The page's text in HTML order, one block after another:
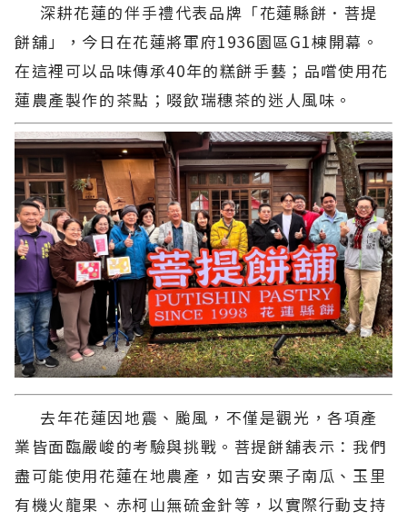
深耕花蓮的伴手禮代表品牌「花蓮縣餅．菩提
餅舖」，今日在花蓮將軍府1936園區G1棟開幕。
在這裡可以品味傳承40年的糕餅手藝；品嚐使用花
蓮農產製作的茶點；啜飲瑞穗茶的迷人風味。
去年花蓮因地震、颱風，不僅是觀光，各項產
業皆面臨嚴峻的考驗與挑戰。菩提餅舖表示：我們
盡可能使用花蓮在地農產，如吉安栗子南瓜、玉里
有機火龍果、赤柯山無硫金針等，以實際行動支持